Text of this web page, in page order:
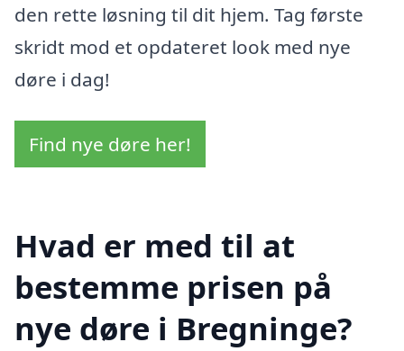
den rette løsning til dit hjem. Tag første
skridt mod et opdateret look med nye
døre i dag!
Find nye døre her!
Hvad er med til at
bestemme prisen på
nye døre i Bregninge?